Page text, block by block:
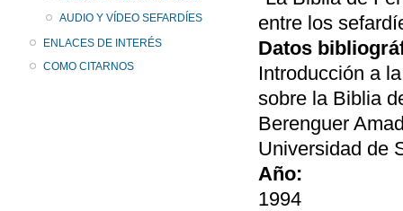
AUDIO Y VÍDEO SEFARDÍES
ENLACES DE INTERÉS
COMO CITARNOS
entre los
Datos
Introducción a
sobre la Biblia
Berenguer
Universidad de
Año:
1994